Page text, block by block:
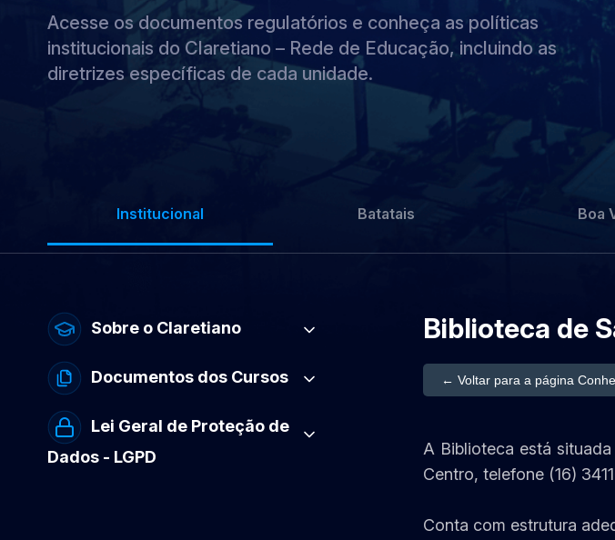
Acesse os documentos regulatórios e conheça as políticas
institucionais do Claretiano – Rede de Educação, incluindo as
diretrizes específicas de cada unidade.
Institucional Batatais Boa
Sobre o Claretiano
Documentos dos Cursos
Lei Geral de Proteção de
Dados - LGPD
Biblioteca de
← Voltar para a página
A Biblioteca está
Centro, telefone (16)
Conta com estrutura